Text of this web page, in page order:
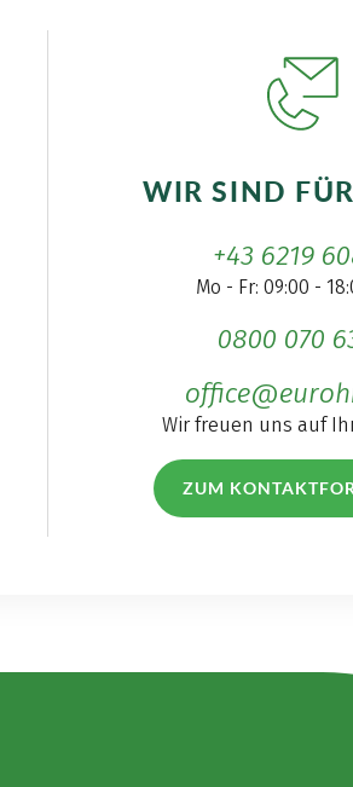
WIR SIND
+43 6219
Mo - Fr: 09:00 -
0800 070
Wir freuen uns auf
ZUM